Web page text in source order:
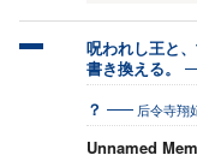
呪われし王と
書き換える。
？ 后令寺翔
Unnamed